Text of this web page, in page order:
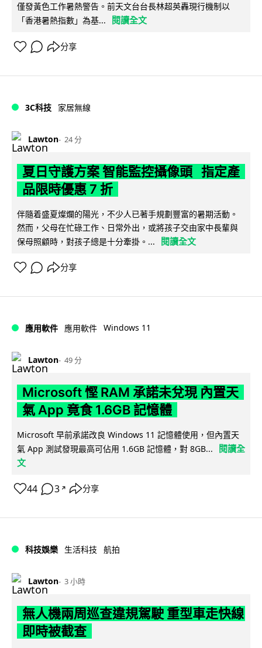
僅發黃色工作暑熱警告。前天文台台長林超英轟現行機制以
「香港暑熱指數」為基...
閱讀全文
分享
3C科技 家居無線
Lawton 24 分
夏日守護方案 智能監控攝像頭 指定產
品限時優惠 7 折
伴隨着盛夏燦爛的陽光，不少人已著手規劃豐富的暑期活動。
然而，父母在忙碌工作、日常外出，或將孩子交由家中長輩與
保母照顧時，對孩子總是十分牽掛。...
閱讀全文
分享
應用軟件 應用軟件 Windows 11
Lawton 49 分
Microsoft 慳 RAM 承諾未兌現 內置天
氣 App 竟食 1.6GB 記憶體
Microsoft 早前承諾改良 Windows 11 記憶體使用，但內置天
氣 App 測試發現最高可佔用 1.6GB 記憶體，對 8GB...
閱讀全
文
44 3 ↗ 分享
科技娛樂 生活科技 航拍
Lawton 3 小時
無人機兩周巡查違規駕駛 重型車走快線
即時被截查